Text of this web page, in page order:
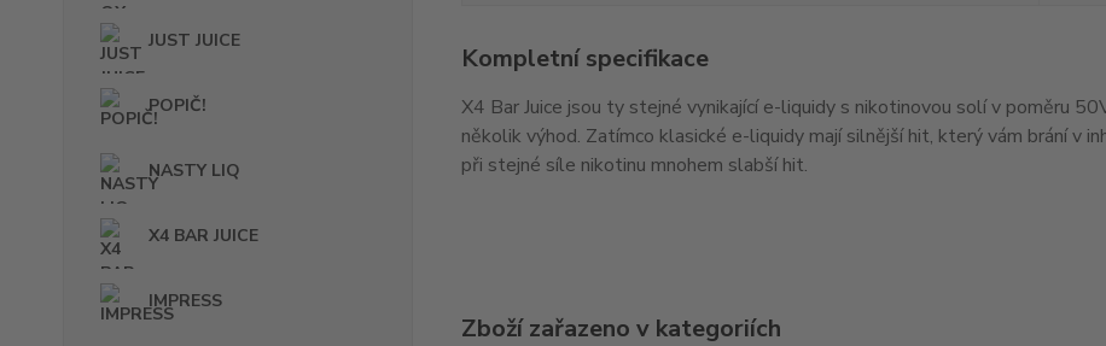
JUST JUICE
POPIČ!
NASTY LIQ
X4 BAR JUICE
IMPRESS
Kompletní specifikace
X4 Bar Juice jsou ty stejné vynikající e-liquidy s nikotinovou solí v poměru
několik výhod. Zatímco klasické e-liquidy mají silnější hit, který vám brání v
při stejné síle nikotinu mnohem slabší hit.
Zboží zařazeno v kategoriích